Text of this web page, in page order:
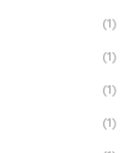
(1)
(1)
(1)
(1)